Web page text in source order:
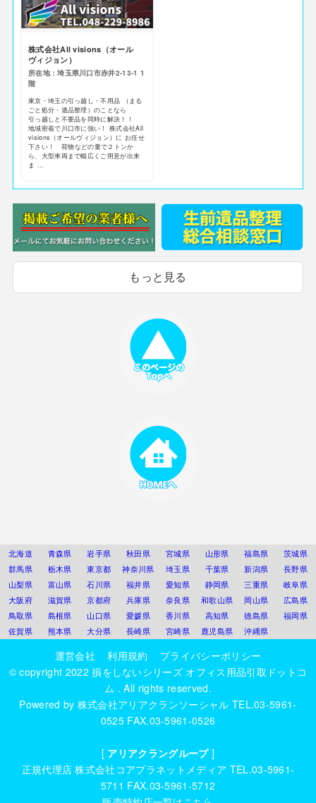
株式会社All visions（オール
ヴィジョン）
所在地：埼玉県川口市赤井2‐13‐1 1
階
東京・埼玉の引っ越し・不用品 （まる
ごと処分・遺品整理）のことなら
引っ越しと不要品を同時に解決！！
地域密着で川口市に強い！ 株式会社All
visions（オールヴィジョン）に お任せ
下さい！ 荷物などの量で２トンか
ら、大型車両まで幅広くご用意が出来
ま ...
もっと見る
北海道 青森県 岩手県 秋田県 宮城県 山形県 福島県
茨城県
群馬県
栃木県 東京都 神奈川県 埼玉県 千葉県 新潟県
長野県
山梨県
富山県 石川県 福井県 愛知県 静岡県 三重県
岐阜県
大阪府
滋賀県 京都府 兵庫県 奈良県 和歌山県 岡山県
広島県
鳥取県
島根県 山口県 愛媛県 香川県 高知県 徳島県
福岡県
佐賀県
熊本県 大分県 長崎県 宮崎県 鹿児島県 沖縄県
運営会社 利用規約
プライバシーポリシー
© copyright 2022損をしないシリーズ オフィス用品引取ドットコ
ム . All rights reserved.
Powered by 株式会社アリアクランソーシャル TEL.03-5961-
0525 FAX.03-5961-0526
[ アリアクラングループ]
正規代理店株式会社コアプラネットメディア TEL.03-5961-
5711 FAX.03-5961-5712